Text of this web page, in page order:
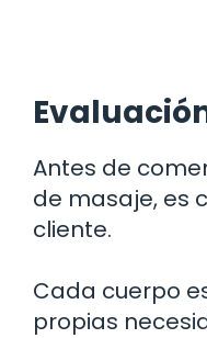
Antes de
de masaje, es
cliente.
Cada cuerpo
propias